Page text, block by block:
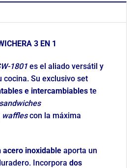
3 EN 1
1801 es el aliado versátil y
cocina. Su exclusivo set
e intercambiables te
sandwiches
wafflescon la máxima
inoxidable aporta un
Incorpora dos